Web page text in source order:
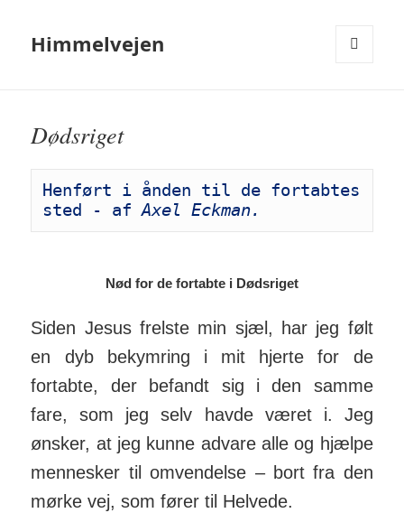
Himmelvejen
Dødsriget
Henført i ånden til de fortabtes
sted - af Axel Eckman.
Nød for de fortabte i Dødsriget
Siden Jesus frelste min sjæl, har jeg følt
en dyb bekymring i mit hjerte for de
fortabte, der befandt sig i den samme
fare, som jeg selv havde været i. Jeg
ønsker, at jeg kunne advare alle og hjælpe
mennesker til omvendelse – bort fra den
mørke vej, som fører til Helvede.